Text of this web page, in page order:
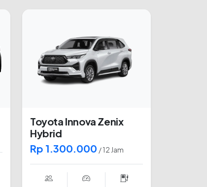
Toyota Innova Zenix
Hybrid
Rp 1.300.000 / 12 Jam